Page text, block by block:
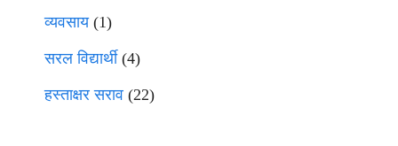
व्यवसाय(1)
सरल विद्यार्थी(4)
हस्ताक्षर सराव (22)